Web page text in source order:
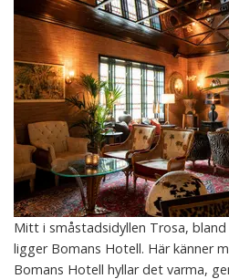
Mitt i småstadsidyllen Trosa,
ligger Bomans Hotell. Här känner
Bomans Hotell hyllar det varma,